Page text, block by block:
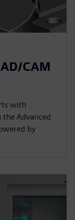
CAM
with
Advanced
by